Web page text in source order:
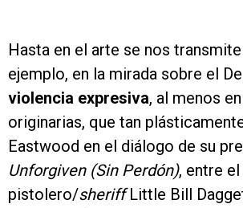
Hasta en el arte se nos
ejemplo, en la mirada sobre el
violencia expresiva, al menos
originarias, que tan
Eastwood en el diálogo de su
Unforgiven (Sin Perdón), entre el
pistolero/sheriffLittle Bill